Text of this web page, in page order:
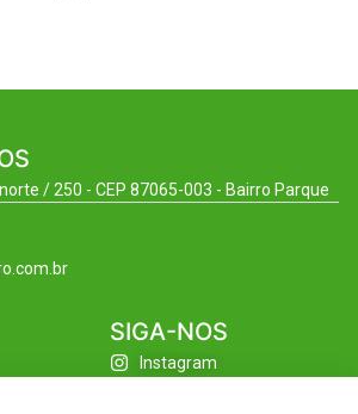
/ 250 - CEP 87065-003 - Bairro Parque
SIGA-NOS
Instagram